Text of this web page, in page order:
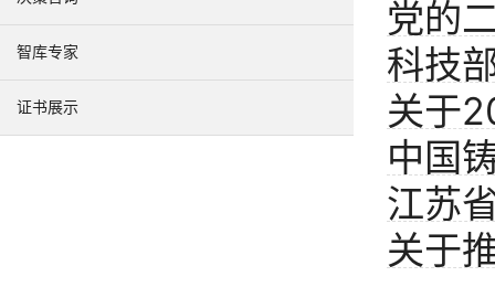
智库专家
证书展示
党的
科技
技创
关于
公示
中国
专家
江苏
片仿
关于